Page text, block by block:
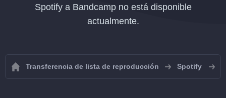
Spotify a Bandcamp no está disponible
actualmente.
Transferencia de lista de reproducción Spotify